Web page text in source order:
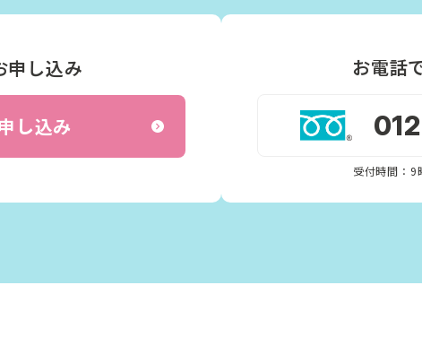
申し込み
し込み
お電話
受付時間：9